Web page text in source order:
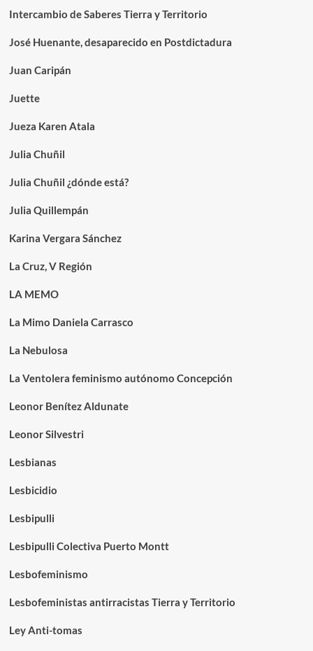
Intercambio de Saberes Tierra y Territorio
José Huenante, desaparecido en Postdictadura
Juan Caripán
Juette
Jueza Karen Atala
Julia Chuñil
Julia Chuñil ¿dónde está?
Julia Quillempán
Karina Vergara Sánchez
La Cruz, V Región
LA MEMO
La Mimo Daniela Carrasco
La Nebulosa
La Ventolera feminismo autónomo Concepción
Leonor Benítez Aldunate
Leonor Silvestri
Lesbianas
Lesbicidio
Lesbipulli
Lesbipulli Colectiva Puerto Montt
Lesbofeminismo
Lesbofeministas antirracistas Tierra y Territorio
Ley Anti-tomas